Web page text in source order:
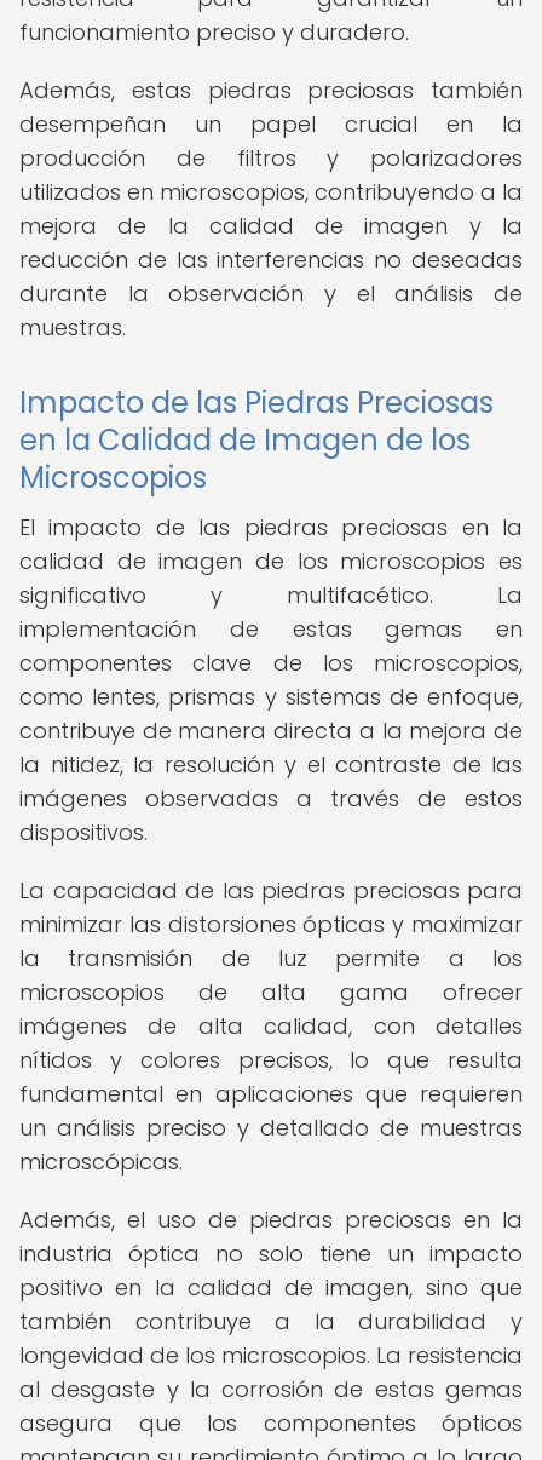
funcionamiento preciso y duradero.
Además, estas piedras preciosas también
desempeñan un papel crucial en la
producción de filtros y polarizadores
utilizados en microscopios, contribuyendo a la
mejora de la calidad de imagen y la
reducción de las interferencias no deseadas
durante la observación y el análisis de
muestras.
Impacto de las Piedras Preciosas
en la Calidad de Imagen de los
Microscopios
El impacto de las piedras preciosas en la
calidad de imagen de los microscopios es
significativo y multifacético. La
implementación de estas gemas en
componentes clave de los microscopios,
como lentes, prismas y sistemas de enfoque,
contribuye de manera directa a la mejora de
la nitidez, la resolución y el contraste de las
imágenes observadas a través de estos
dispositivos.
La capacidad de las piedras preciosas para
minimizar las distorsiones ópticas y maximizar
la transmisión de luz permite a los
microscopios de alta gama ofrecer
imágenes de alta calidad, con detalles
nítidos y colores precisos, lo que resulta
fundamental en aplicaciones que requieren
un análisis preciso y detallado de muestras
microscópicas.
Además, el uso de piedras preciosas en la
industria óptica no solo tiene un impacto
positivo en la calidad de imagen, sino que
también contribuye a la durabilidad y
longevidad de los microscopios. La resistencia
al desgaste y la corrosión de estas gemas
asegura que los componentes ópticos